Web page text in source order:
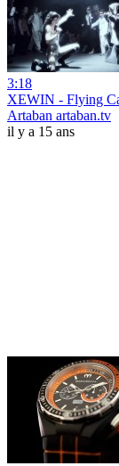
3:18
XEWIN - Flying
Artaban artaban.tv
il y a 15 ans